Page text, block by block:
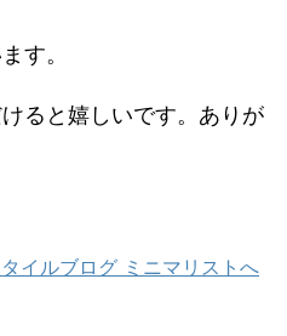
す。
ると嬉しいです。ありが